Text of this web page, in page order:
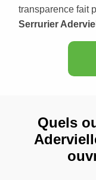
transparence fait
Serrurier
Quels